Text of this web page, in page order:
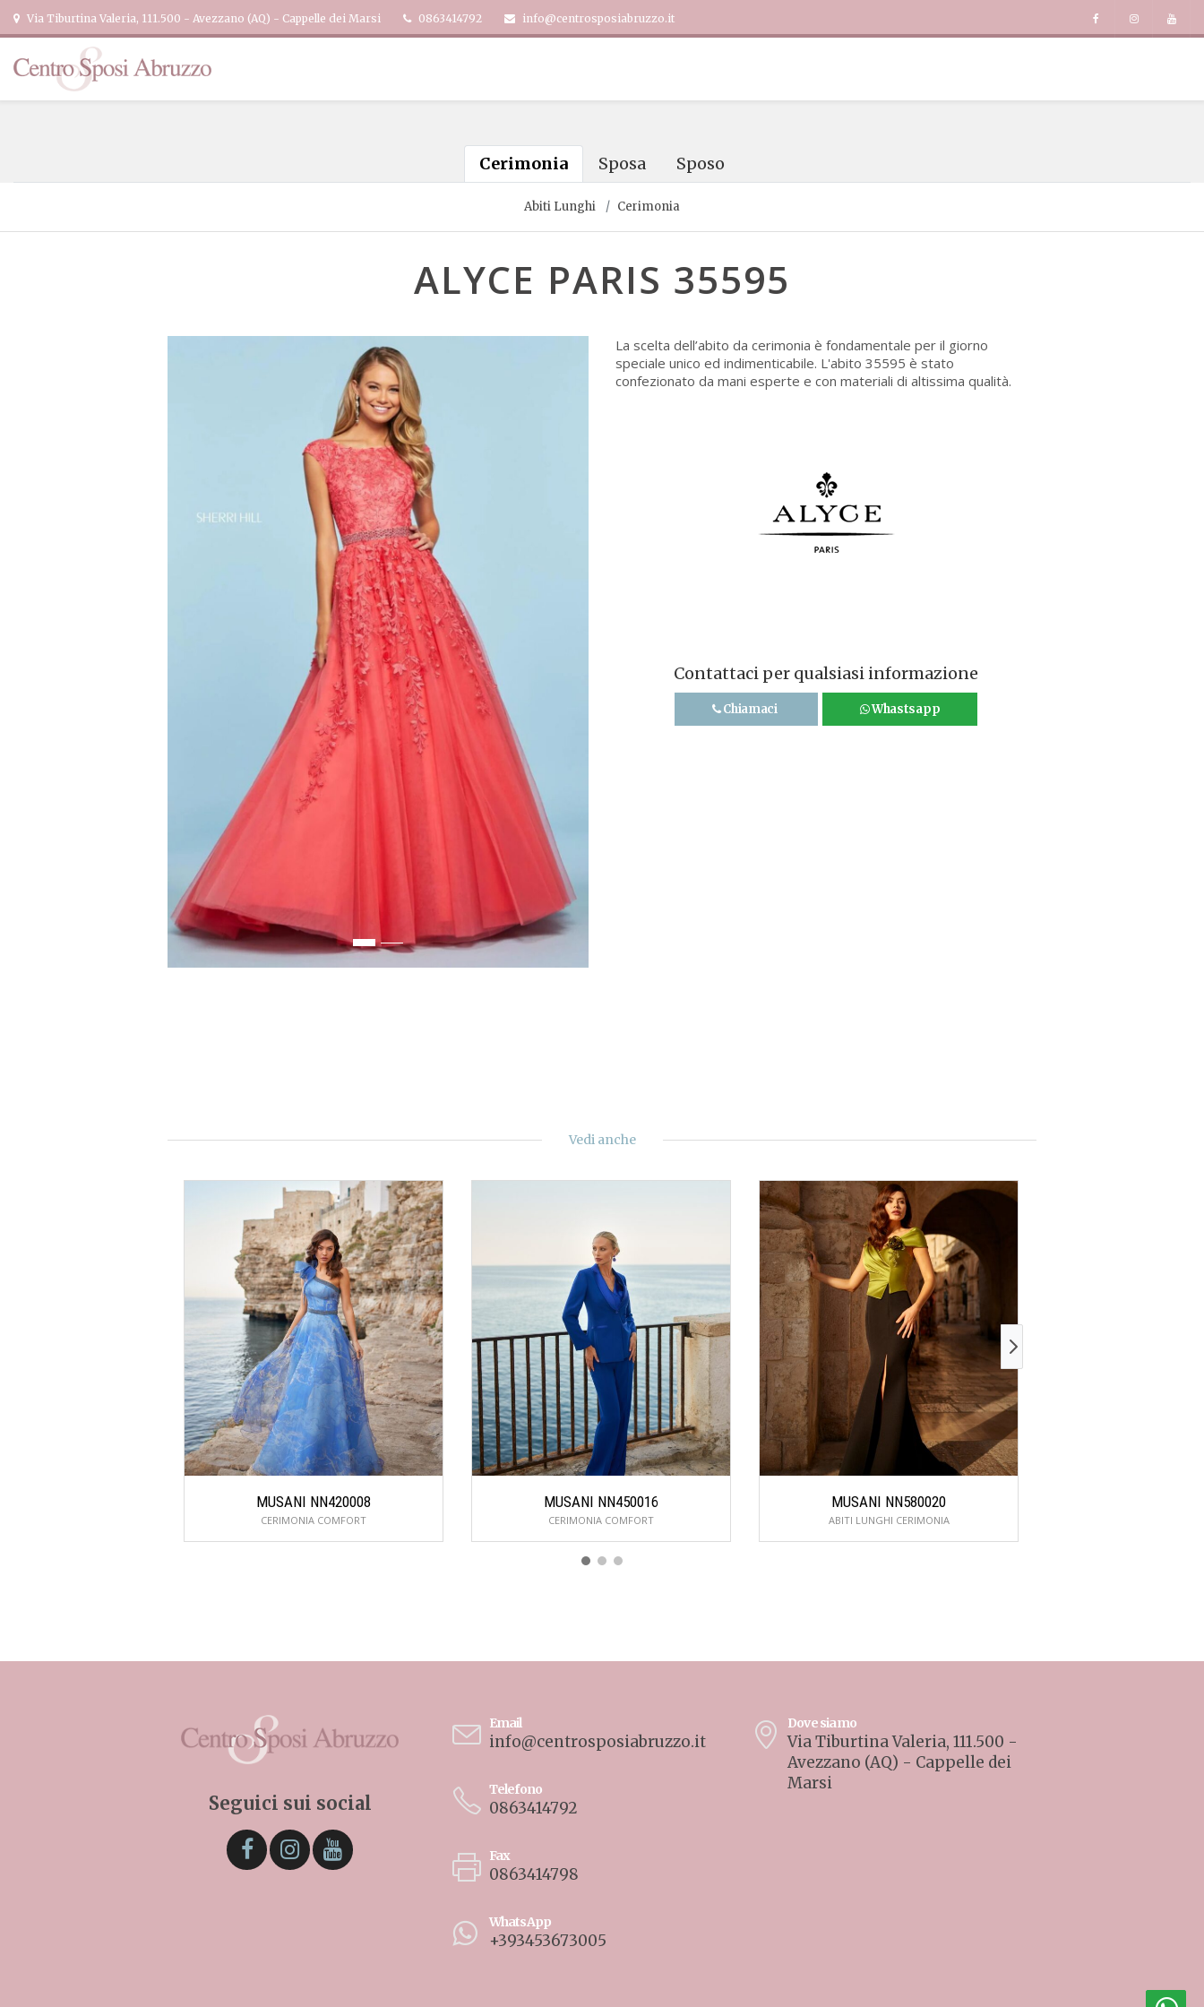
Via Tiburtina Valeria, 111.500 - Avezzano (AQ) - Cappelle dei Marsi 0863414792 info@centrosposiabruzzo.it
Cerimonia Sposa Sposo
Abiti Lunghi Cerimonia
ALYCE PARIS 35595
La scelta dell’abito da cerimonia è fondamentale per il giorno
speciale unico ed indimenticabile. L'abito 35595 è stato
confezionato da mani esperte e con materiali di altissima qualità.
Contattaci per qualsiasi informazione
Chiamaci Whastsapp
Vedi anche
MUSANI NN420008
CERIMONIA COMFORT
MUSANI NN450016
CERIMONIA COMFORT
MUSANI NN580020
ABITI LUNGHI CERIMONIA
Seguici sui social
Email
info@centrosposiabruzzo.it
Telefono
0863414792
Fax
0863414798
WhatsApp
+393453673005
Dove siamo
Via Tiburtina Valeria, 111.500 -
Avezzano (AQ) - Cappelle dei
Marsi